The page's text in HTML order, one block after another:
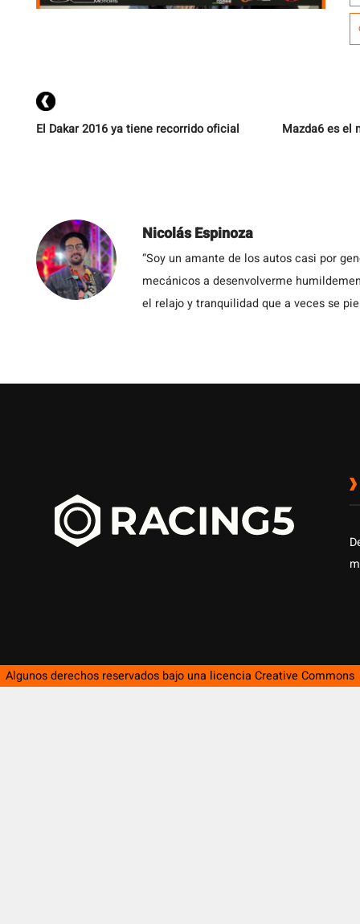
El Dakar 2016 ya tiene recorrido oficial Mazda6 es el
Nicolás Espinoza
“Soy un amante de los autos casi por
mecánicos a desenvolverme
el relajo y tranquilidad que a veces se
Algunos derechos reservados bajo una licencia Creative Commons